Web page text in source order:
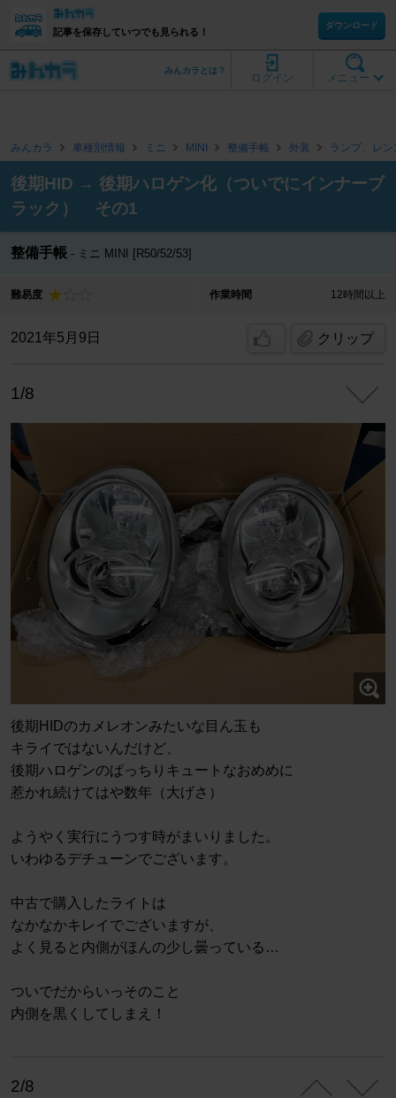
記事を保存していつでも見られる！
ダウンロード
メニュー
ログイン
みんカラとは？
みんカラ 車種別情報 ミニ MINI 整備手帳 外装 ランプ、レン
後期HID → 後期ハロゲン化（ついでにインナーブ
ラック） その1
整備手帳 ミニ MINI [R50/52/53]
難易度 作業時間 12時間以上
2021年5月9日 クリップ
1/8
後期HIDのカメレオンみたいな目ん玉も
キライではないんだけど、
後期ハロゲンのぱっちりキュートなおめめに
惹かれ続けてはや数年（大げさ）
ようやく実行にうつす時がまいりました。
いわゆるデチューンでございます。
中古で購入したライトは
なかなかキレイでございますが、
よく見ると内側がほんの少し曇っている…
ついでだからいっそのこと
内側を黒くしてしまえ！
2/8